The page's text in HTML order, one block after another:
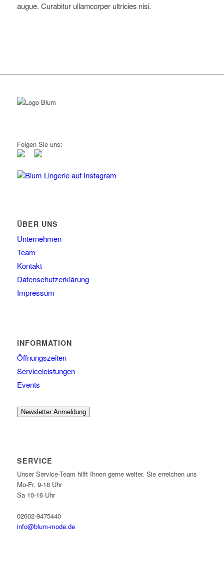
augue. Curabitur ullamcorper ultricies nisi.
Folgen Sie uns:
Blum Lingerie auf Instagram
ÜBER UNS
Unternehmen
Team
Kontakt
Datenschutzerklärung
Impressum
INFORMATION
Öffnungszeiten
Serviceleistungen
Events
Newsletter Anmeldung
SERVICE
Unser Service-Team hilft Ihnen gerne weiter. Sie erreichen uns
Mo-Fr. 9-18 Uhr
Sa 10-16 Uhr
02602-9475440
info@blum-mode.de